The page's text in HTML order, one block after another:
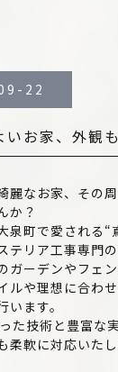
22
いお家、外観
麗なお家、その
か？
泉町で愛される“
テリア工事専門の
ガーデンやフェ
ルや理想に合わ
います。
た技術と豊富な
柔軟に対応いたし